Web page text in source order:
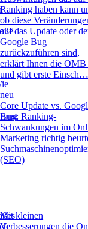
Ranking haben kann
ob diese
auf das Update oder
Google Bug
zurückzuführen sind,
erklärt Ihnen die
und gibt erste
Core Update vs.
Bug: Ranking-
Schwankungen im
Marketing richtig
(SEO)
Mit kleinen
Verbesserungen die